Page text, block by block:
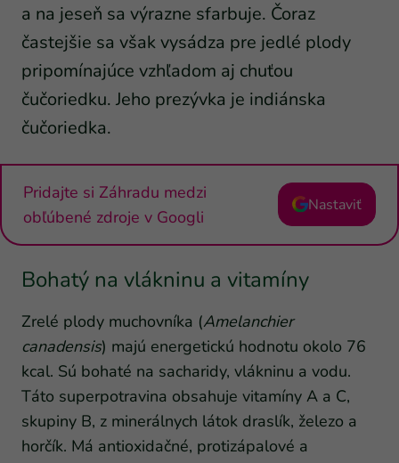
a na jeseň sa výrazne sfarbuje. Čoraz
častejšie sa však vysádza pre jedlé plody
pripomínajúce vzhľadom aj chuťou
čučoriedku. Jeho prezývka je indiánska
čučoriedka.
Pridajte si Záhradu medzi
obľúbené zdroje v Googli
Nastaviť
Bohatý na vlákninu a vitamíny
Zrelé plody muchovníka (Amelanchier
canadensis) majú energetickú hodnotu okolo 76
kcal. Sú bohaté na sacharidy, vlákninu a vodu.
Táto superpotravina obsahuje vitamíny A a C,
skupiny B, z minerálnych látok draslík, železo a
horčík. Má antioxidačné, protizápalové a